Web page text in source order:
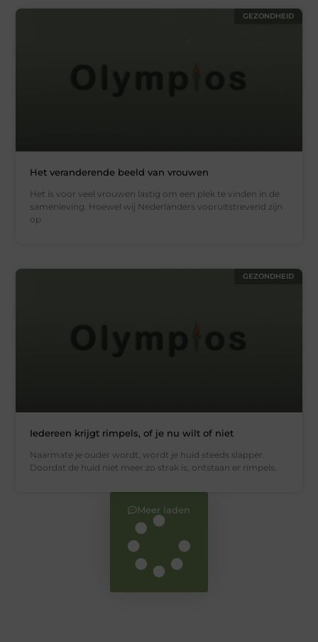
GEZONDHEID
Het veranderende beeld van vrouwen
Het is voor veel vrouwen lastig om een plek te vinden in de
samenleving. Hoewel wij Nederlanders vooruitstrevend zijn
op
GEZONDHEID
Iedereen krijgt rimpels, of je nu wilt of niet
Naarmate je ouder wordt, wordt je huid steeds slapper.
Doordat de huid niet meer zo strak is, ontstaan er rimpels.
Meer laden